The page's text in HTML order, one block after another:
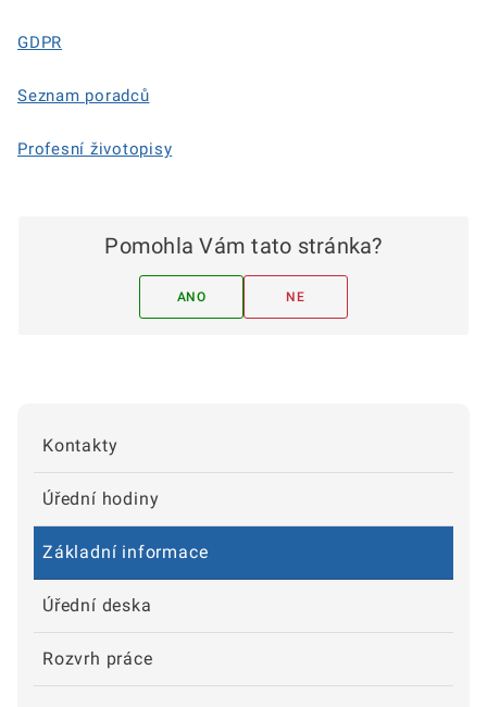
Kontakty
Úřední hodiny
Základní informace
Úřední deska
Rozvrh práce
GDPR
Seznam poradců
Profesní životopisy
Pomohla Vám tato stránka?
ANO NE